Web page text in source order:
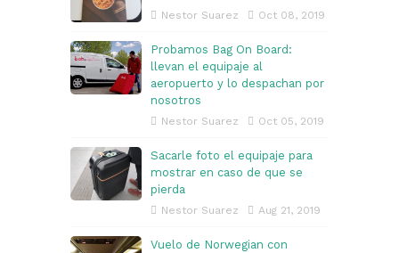
Nestor Suarez Oct 08, 2019
Probamos Bag On Board:
llevan el equipaje al
aeropuerto y lo despachan por
nosotros
Nestor Suarez Oct 05, 2019
Sacarle foto el equipaje para
mostrar en caso de que se
pierda
Nestor Suarez Aug 21, 2019
Vuelo de Norwegian con